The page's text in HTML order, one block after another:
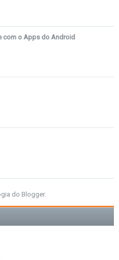
com o Apps do Android
do Blogger.